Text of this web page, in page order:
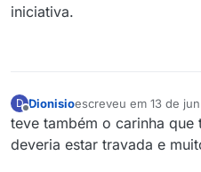
iniciativa.
D
Offline
Dionisioescreveu em 13 de
última edição por
teve também o carinha
deveria estar travada e